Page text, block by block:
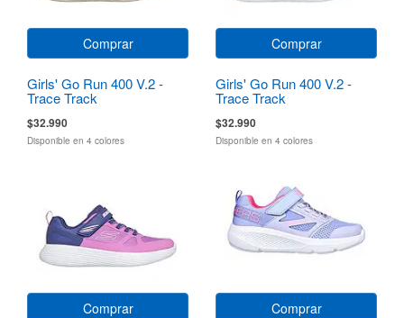
Comprar
Girls' Go Run 400 V.2 -
Trace Track
$32.990
Disponible en 4 colores
Comprar
Girls' Go Run 400 V.2 -
Trace Track
$32.990
Disponible en 4 colores
Comprar Comprar